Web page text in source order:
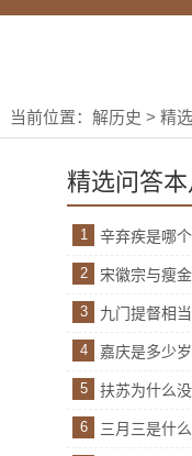
当前位置： 解历史 > 精
精选问答
1 辛弃疾是哪
2 宋徽宗与瘦
3 九门提督相
4 嘉庆是多少
5 扶苏为什么
6 三月三是什